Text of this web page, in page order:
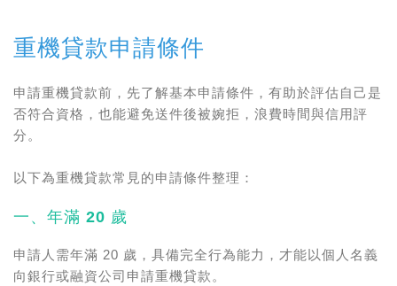
重機貸款申請條件
申請重機貸款前，先了解基本申請條件，有助於評估自己是
否符合資格，也能避免送件後被婉拒，浪費時間與信用評
分。
以下為重機貸款常見的申請條件整理：
一、年滿 20 歲
申請人需年滿 20 歲，具備完全行為能力，才能以個人名義
向銀行或融資公司申請重機貸款。